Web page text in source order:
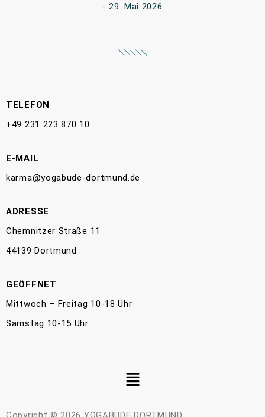
29. Mai 2026
TELEFON
+49 231 223 870 10
E-MAIL
karma@yogabude-dortmund.de
ADRESSE
Chemnitzer Straße 11
44139 Dortmund
GEÖFFNET
Mittwoch – Freitag 10-18 Uhr
Samstag 10-15 Uhr